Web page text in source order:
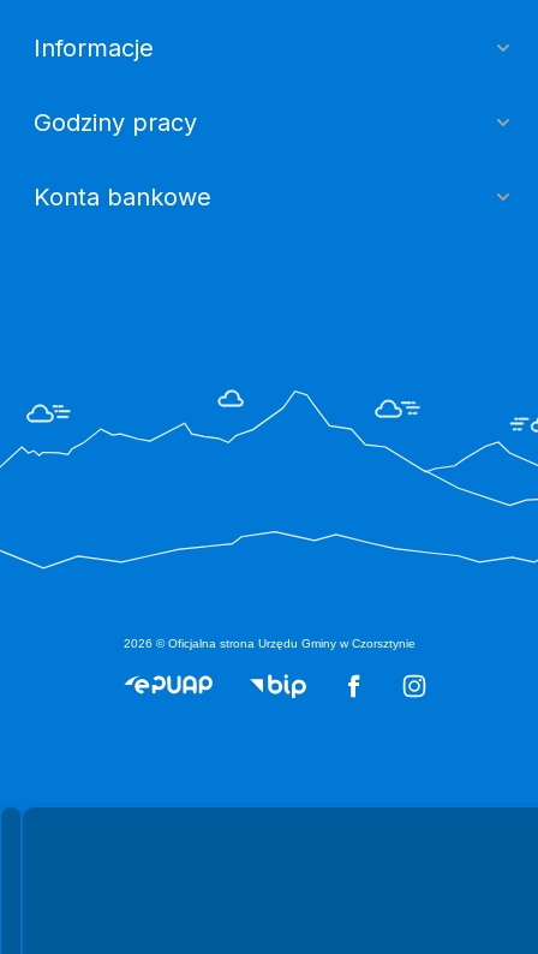
Informacje
Godziny pracy
Konta bankowe
2026 © Oficjalna strona Urzędu Gminy w Czorsztynie
Spełniamy standardy WCAG 2.2
Spełniamy standardy W3C